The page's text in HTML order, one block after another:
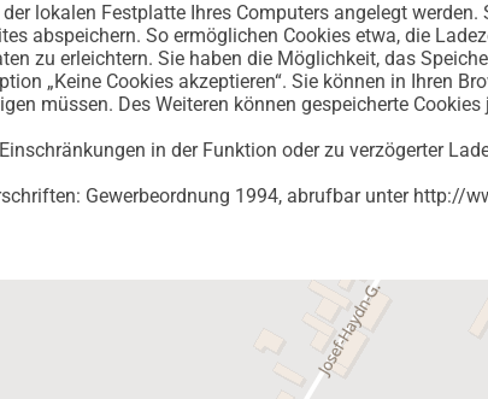
lokalen Festplatte Ihres Computers angelegt
abspeichern. So ermöglichen Cookies etwa, die
zu erleichtern. Sie haben die Möglichkeit, das
„Keine Cookies akzeptieren“. Sie können in Ihren
müssen. Des Weiteren können gespeicherte
in der Funktion oder zu verzögerter
Gewerbeordnung 1994, abrufbar unter http://